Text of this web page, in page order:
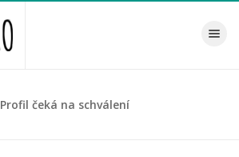
Toggle
Profil čeká na schválení